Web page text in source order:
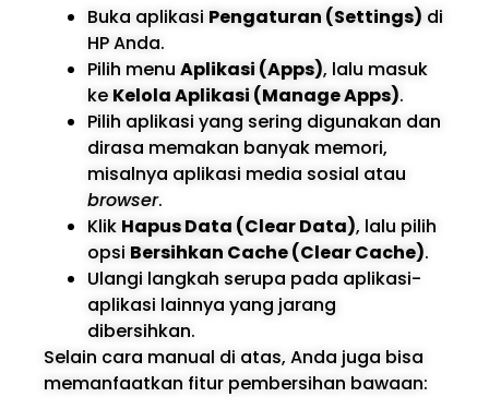
Buka aplikasi Pengaturan (Settings) di
HP Anda.
Pilih menu Aplikasi (Apps), lalu masuk
ke Kelola Aplikasi (Manage Apps).
Pilih aplikasi yang sering digunakan dan
dirasa memakan banyak memori,
misalnya aplikasi media sosial atau
browser.
Klik Hapus Data (Clear Data), lalu pilih
opsi Bersihkan Cache (Clear Cache).
Ulangi langkah serupa pada aplikasi-
aplikasi lainnya yang jarang
dibersihkan.
Selain cara manual di atas, Anda juga bisa
memanfaatkan fitur pembersihan bawaan: